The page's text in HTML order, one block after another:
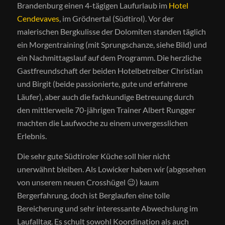
Brandenburg einen 4-tägigen Laufurlaub im Hotel
Cendevaves, im Grödnertal (Südtirol). Vor der
malerischen Bergkulisse der Dolomiten standen täglich
ein Morgentraining (mit Sprungschanze, siehe Bild) und
ein Nachmittagslauf auf dem Programm. Die herzliche
Gastfreundschaft der beiden Hotelbetreiber Christian
und Birgit (beide passionierte, gute und erfahrene
Läufer), aber auch die fachkundige Betreuung durch
den mittlerweile 70-jährigen Trainer Albert Rungger
machten die Laufwoche zu einem unvergesslichen
Erlebnis.
Die sehr gute Südtiroler Küche soll hier nicht
unerwähnt bleiben. Als Lowicker haben wir (abgesehen
von unserem neuen Crosshügel 😉) kaum
Bergerfahrung, doch ist Berglaufen eine tolle
Bereicherung und sehr interessante Abwechslung im
Laufalltag. Es schult sowohl Koordination als auch